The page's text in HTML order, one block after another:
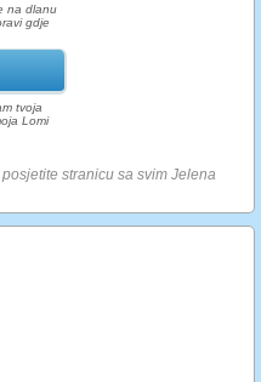
na dlanu
gdje
tvoja
Lomi
stranicu sa svim Jelena